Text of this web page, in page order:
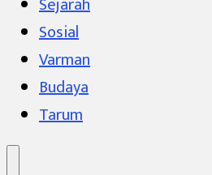
Sosial
Varman
Budaya
Tarum